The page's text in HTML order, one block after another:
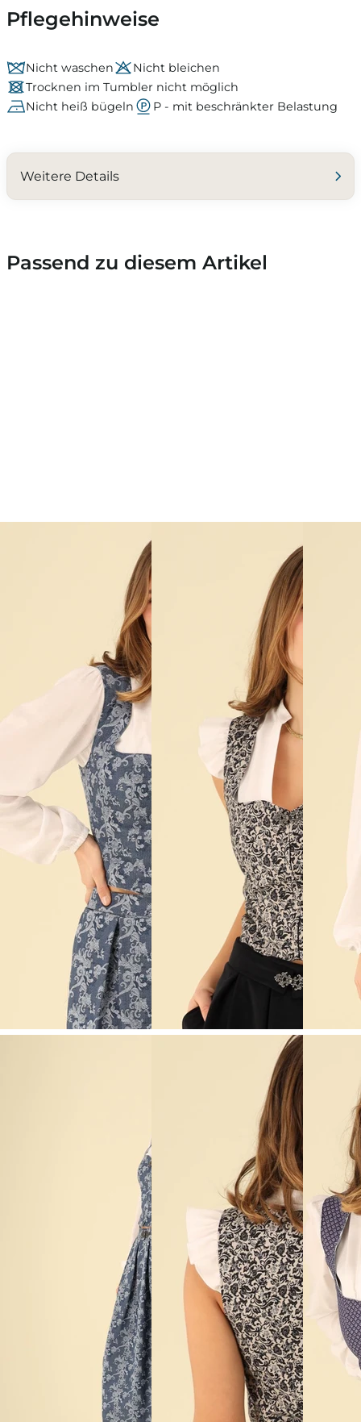
Pflegehinweise
Nicht waschen
Nicht bleichen
Trocknen im Tumbler nicht möglich
Nicht heiß bügeln
P - mit beschränkter Belastung
Weitere Details
Passend zu diesem Artikel